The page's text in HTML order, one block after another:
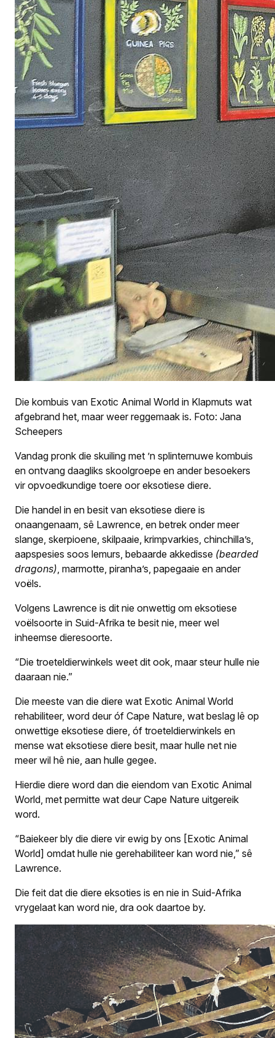
Die kombuis van Exotic Animal World in Klapmuts wat
afgebrand het, maar weer reggemaak is. Foto: Jana
Scheepers
Vandag pronk die skuiling met ’n splinternuwe kombuis
en ontvang daagliks skoolgroepe en ander besoekers
vir opvoedkundige toere oor eksotiese diere.
Die handel in en besit van eksotiese diere is
onaangenaam, sê Lawrence, en betrek onder meer
slange, skerpioene, skilpaaie, krimpvarkies, chinchilla’s,
aapspesies soos lemurs, bebaarde akkedisse (bearded
dragons), marmotte, piranha’s, papegaaie en ander
voëls.
Volgens Lawrence is dit nie onwettig om eksotiese
voëlsoorte in Suid-Afrika te besit nie, meer wel
inheemse dieresoorte.
“Die troeteldierwinkels weet dit ook, maar steur hulle nie
daaraan nie.”
Die meeste van die diere wat Exotic Animal World
rehabiliteer, word deur óf Cape Nature, wat beslag lê op
onwettige eksotiese diere, óf troeteldierwinkels en
mense wat eksotiese diere besit, maar hulle net nie
meer wil hê nie, aan hulle gegee.
Hierdie diere word dan die eiendom van Exotic Animal
World, met permitte wat deur Cape Nature uitgereik
word.
“Baiekeer bly die diere vir ewig by ons [Exotic Animal
World] omdat hulle nie gerehabiliteer kan word nie,” sê
Lawrence.
Die feit dat die diere eksoties is en nie in Suid-Afrika
vrygelaat kan word nie, dra ook daartoe by.